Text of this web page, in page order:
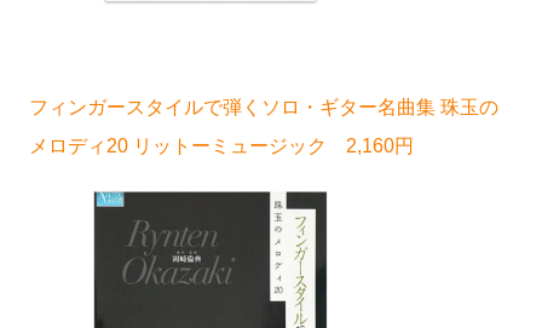
フィンガースタイルで弾くソロ・ギター名曲集 珠玉の
メロディ20 リットーミュージック 2,160円